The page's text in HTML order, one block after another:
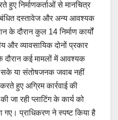
हुए निर्माणकर्ताओं से मानचित्र
दस्तावेज और अन्य आवश्यक
दौरान कुल 14 निर्माण कार्यों
और व्यावसायिक दोनों प्रकार
दौरान कई मामलों में आवश्यक
सके या संतोषजनक जवाब नहीं
हुए अग्रिम कार्रवाई की
जा रही प्लाटिंग के कार्य को
गए। प्राधिकरण ने स्पष्ट किया है